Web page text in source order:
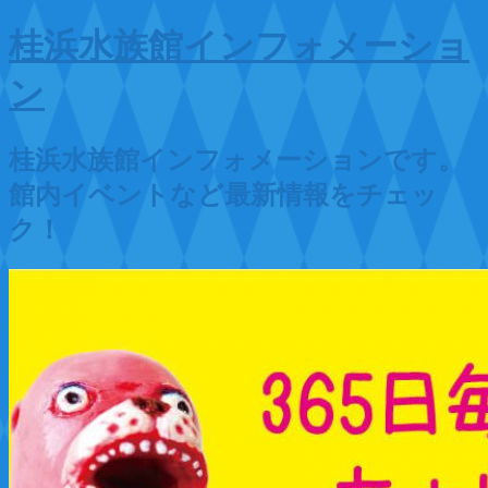
桂浜水族館インフォメーショ
ン
桂浜水族館インフォメーションです。
館内イベントなど最新情報をチェッ
ク！